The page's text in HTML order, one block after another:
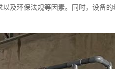
及环保法规等因素。同时，设备